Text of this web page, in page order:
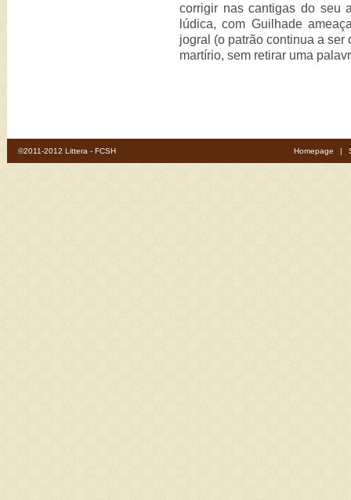
corrigir nas cantigas do seu
lúdica, com Guilhade
jogral (o patrão continua a ser
martírio, sem retirar uma
©2011-2012 Littera - FCSH Homepage |